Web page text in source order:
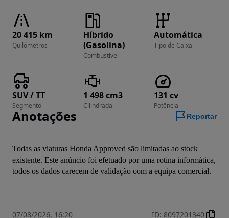
20 415 km
Quilómetros
Híbrido
(Gasolina)
Combustível
Automática
Tipo de Caixa
SUV / TT
Segmento
1 498 cm3
Cilindrada
131 cv
Potência
Anotações Reportar
Todas as viaturas Honda Approved são limitadas ao stock
existente. Este anúncio foi efetuado por uma rotina informática,
todos os dados carecem de validação com a equipa comercial.
07/08/2026, 16:20 ID: 8097201340